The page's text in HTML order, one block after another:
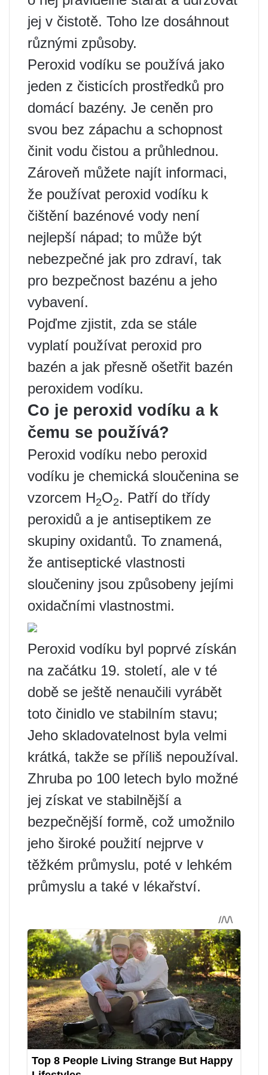
jej v čistotě. Toho lze dosáhnout
různými způsoby.
Peroxid vodíku se používá jako
jeden z čisticích prostředků pro
domácí bazény. Je ceněn pro
svou bez zápachu a schopnost
činit vodu čistou a průhlednou.
Zároveň můžete najít informaci,
že používat peroxid vodíku k
čištění bazénové vody není
nejlepší nápad; to může být
nebezpečné jak pro zdraví, tak
pro bezpečnost bazénu a jeho
vybavení.
Pojďme zjistit, zda se stále
vyplatí používat peroxid pro
bazén a jak přesně ošetřit bazén
peroxidem vodíku.
Co je peroxid vodíku a k
čemu se používá?
Peroxid vodíku nebo peroxid
vodíku je chemická sloučenina se
vzorcem H2O2. Patří do třídy
peroxidů a je antiseptikem ze
skupiny oxidantů. To znamená,
že antiseptické vlastnosti
sloučeniny jsou způsobeny jejími
oxidačními vlastnostmi.
Peroxid vodíku byl poprvé získán
na začátku 19. století, ale v té
době se ještě nenaučili vyrábět
toto činidlo ve stabilním stavu;
Jeho skladovatelnost byla velmi
krátká, takže se příliš nepoužíval.
Zhruba po 100 letech bylo možné
jej získat ve stabilnější a
bezpečnější formě, což umožnilo
jeho široké použití nejprve v
těžkém průmyslu, poté v lehkém
průmyslu a také v lékařství.